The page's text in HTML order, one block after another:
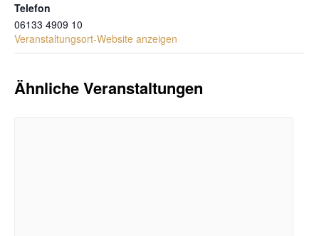
Telefon
06133 4909 10
Veranstaltungsort-Website anzeigen
Ähnliche Veranstaltungen